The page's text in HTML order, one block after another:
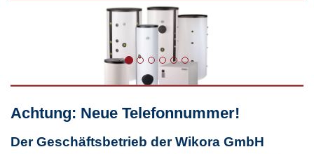
Achtung: Neue Telefonnummer!
Der Geschäftsbetrieb der Wikora GmbH